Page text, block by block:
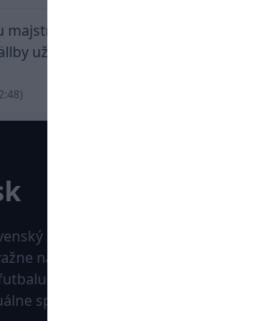
láka! Slovan hlási na
už viac ako 13-tisíc predaných
športový portál, ktorý sa
na najnovšie informácie zo
Pravidelne na dennej báze
správy, góly, zaujímavosti a